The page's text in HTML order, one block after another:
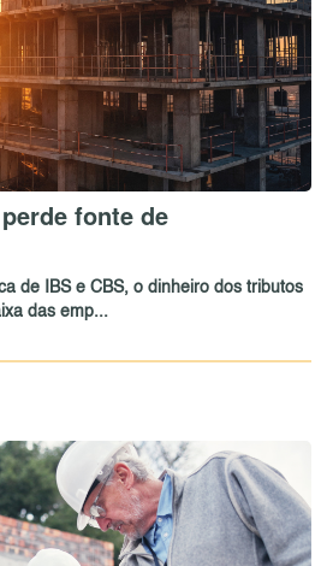
fonte de
de IBS e CBS, o dinheiro dos tributos
das emp...